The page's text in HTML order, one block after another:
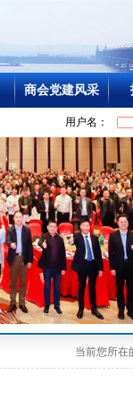
商会党建风采
用户名：
当前您所在